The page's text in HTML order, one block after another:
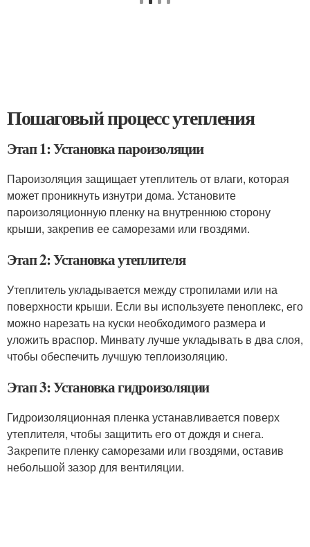
Пошаговый процесс утепления
Этап 1: Установка пароизоляции
Пароизоляция защищает утеплитель от влаги, которая
может проникнуть изнутри дома. Установите
пароизоляционную пленку на внутреннюю сторону
крыши, закрепив ее саморезами или гвоздями.
Этап 2: Установка утеплителя
Утеплитель укладывается между стропилами или на
поверхности крыши. Если вы используете пеноплекс, его
можно нарезать на куски необходимого размера и
уложить враспор. Минвату лучше укладывать в два слоя,
чтобы обеспечить лучшую теплоизоляцию.
Этап 3: Установка гидроизоляции
Гидроизоляционная пленка устанавливается поверх
утеплителя, чтобы защитить его от дождя и снега.
Закрепите пленку саморезами или гвоздями, оставив
небольшой зазор для вентиляции.